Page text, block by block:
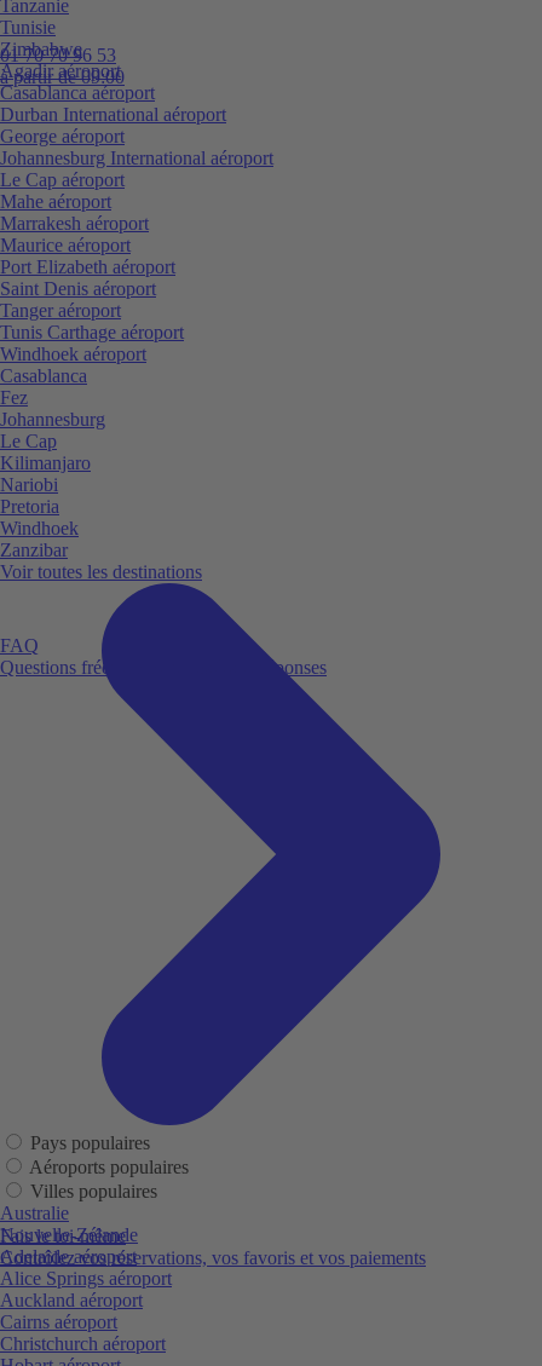
01 70 70 96 53
à partir de 09:00
FAQ
Questions fréquemment posées et réponses
Fais le toi-même
Contrôlez vos réservations, vos favoris et vos paiements
Tanzanie
Tunisie
Zimbabwe
Agadir aéroport
Casablanca aéroport
Durban International aéroport
George aéroport
Johannesburg International aéroport
Le Cap aéroport
Mahe aéroport
Marrakesh aéroport
Maurice aéroport
Port Elizabeth aéroport
Saint Denis aéroport
Tanger aéroport
Tunis Carthage aéroport
Windhoek aéroport
Casablanca
Fez
Johannesburg
Le Cap
Kilimanjaro
Nariobi
Pretoria
Windhoek
Zanzibar
Voir toutes les destinations
Pays populaires
Aéroports populaires
Villes populaires
Australie
Nouvelle-Zélande
Adelaide aéroport
Alice Springs aéroport
Auckland aéroport
Cairns aéroport
Christchurch aéroport